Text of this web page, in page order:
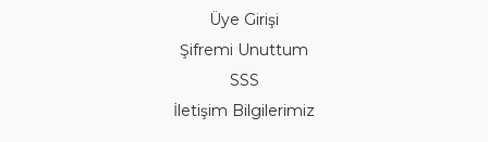
Üye Girişi
Şifremi Unuttum
SSS
İletişim Bilgilerimiz